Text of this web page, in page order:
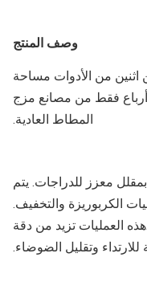
وصف المنتج
من الأدوات مساحة
أرباع فقط من مصانع مزج
المطاط العادية.
معزز للدراجات. يتم
الكربوريزة والتخفيف.
العمليات تزيد من دقة
للارتداء وتقليل الضوضاء.